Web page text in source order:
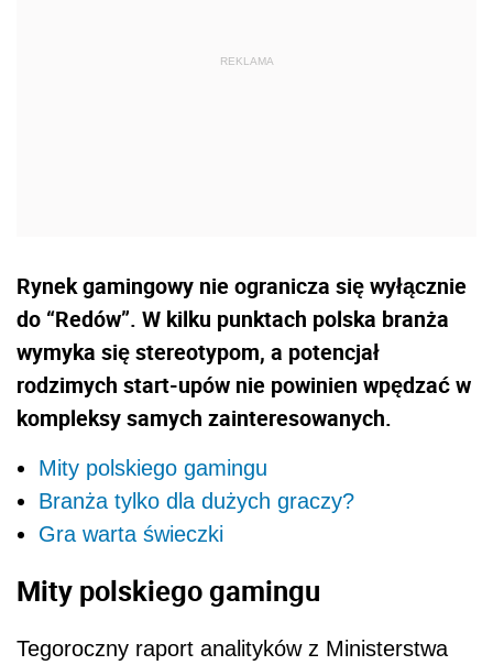
Rynek gamingowy nie ogranicza się wyłącznie
do “Redów”. W kilku punktach polska branża
wymyka się stereotypom, a potencjał
rodzimych start-upów nie powinien wpędzać w
kompleksy samych zainteresowanych.
Mity polskiego gamingu
Branża tylko dla dużych graczy?
Gra warta świeczki
Mity polskiego gamingu
Tegoroczny raport analityków z Ministerstwa